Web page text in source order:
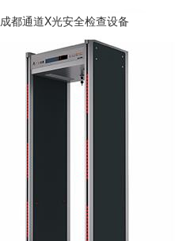
成都通道X光安全检查设备